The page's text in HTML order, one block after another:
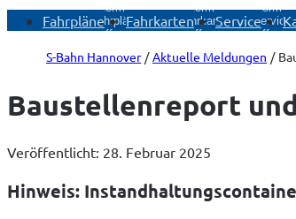
Fahrpläne
Untermenü
Fahrpläne
öffnen
Fahrkarten
Untermenü
Fahrkarten
öffnen
ServiceService
öffnen
S-Bahn Hannover Aktuelle Meldungen
Baustellenreport
Veröffentlicht: 28. Februar 2025
Hinweis: